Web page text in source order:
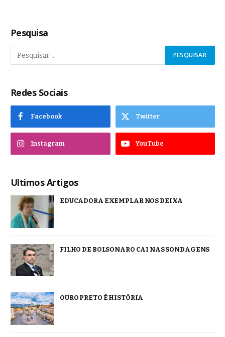
Pesquisa
Redes Sociais
Facebook Twitter
Instagram YouTube
Ultimos Artigos
EDUCADORA EXEMPLAR NOS DEIXA
FILHO DE BOLSONARO CAI NAS SONDAGENS
OURO PRETO É HISTÓRIA